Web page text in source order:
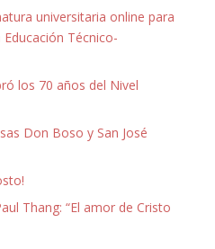
universitaria online para
Técnico-
los 70 años del Nivel
Don Boso y San José
Thang: “El amor de Cristo